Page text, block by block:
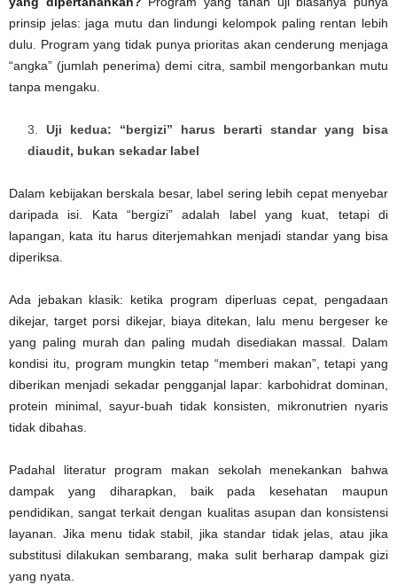
prinsip jelas: jaga mutu dan lindungi kelompok paling rentan lebih
dulu. Program yang tidak punya prioritas akan cenderung menjaga
“angka” (jumlah penerima) demi citra, sambil mengorbankan mutu
tanpa mengaku.
Uji kedua: “bergizi” harus berarti standar yang bisa
diaudit, bukan sekadar label
Dalam kebijakan berskala besar, label sering lebih cepat menyebar
daripada isi. Kata “bergizi” adalah label yang kuat, tetapi di
lapangan, kata itu harus diterjemahkan menjadi standar yang bisa
diperiksa.
Ada jebakan klasik: ketika program diperluas cepat, pengadaan
dikejar, target porsi dikejar, biaya ditekan, lalu menu bergeser ke
yang paling murah dan paling mudah disediakan massal. Dalam
kondisi itu, program mungkin tetap “memberi makan”, tetapi yang
diberikan menjadi sekadar pengganjal lapar: karbohidrat dominan,
protein minimal, sayur-buah tidak konsisten, mikronutrien nyaris
tidak dibahas.
Padahal literatur program makan sekolah menekankan bahwa
dampak yang diharapkan, baik pada kesehatan maupun
pendidikan, sangat terkait dengan kualitas asupan dan konsistensi
layanan. Jika menu tidak stabil, jika standar tidak jelas, atau jika
substitusi dilakukan sembarang, maka sulit berharap dampak gizi
yang nyata.